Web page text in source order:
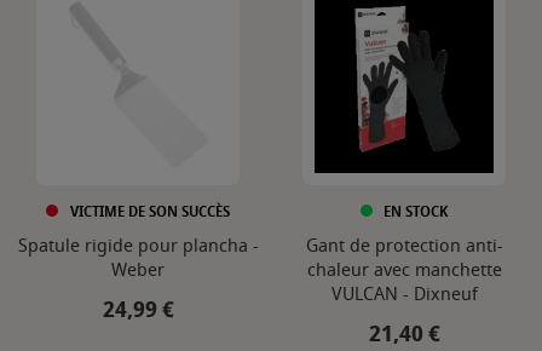
VICTIME DE SON SUCCÈS
Spatule rigide pour plancha -
Weber
Prix
24,99 €
EN STOCK
Gant de protection anti-
chaleur avec manchette
VULCAN - Dixneuf
Prix
21,40 €